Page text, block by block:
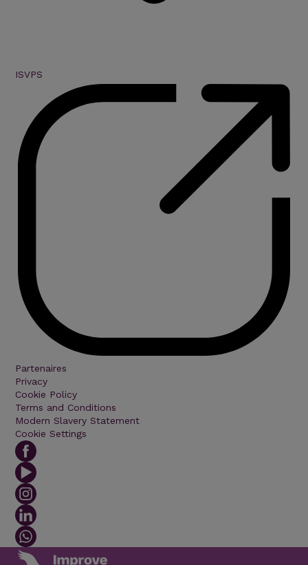
ISVPS
Partenaires
Privacy
Cookie Policy
Terms and Conditions
Modern Slavery Statement
Cookie Settings